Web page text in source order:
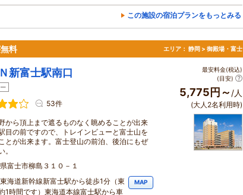
この施設の宿泊プランをもっとみる
料 エリア： 静岡 > 御殿場・富士
新富士駅南口
53件
から頂上まで遮るものなく眺めることが出来
目の前ですので、トレインビューと富士山を
とが出来ます。富士登山の前泊、後泊にもぜ
。
富士市柳島３１０－１
東海道新幹線新富士駅から徒歩1分（東
1時間です）東海道本線富士駅から車
MAP
最安料金(税込)
(目安)
5,775円～ /人
(大人2名利用時)